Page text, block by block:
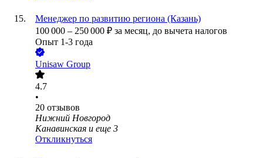
Менеджер по развитию региона (Казань)
100 000 – 250 000 ₽ за месяц, до вычета налогов
Опыт 1-3 года
Unisaw Group
4.7
•
20 отзывов
Нижний Новгород
Канавинская и еще 3
Откликнуться